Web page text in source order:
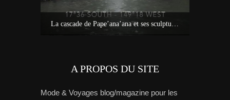
La cascade de Pape’ana’ana et ses sculptures à Hitia’a – Tahiti
A PROPOS DU SITE
Mode & Voyages blog/magazine pour les